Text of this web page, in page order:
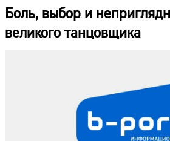
Боль, выбор и
великого танцовщика
Курсы валют